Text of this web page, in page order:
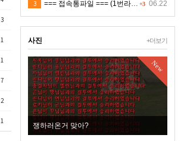
3
1
1
7
2
1
+3 06.22
3 === 접속통파일 === (1번라인)
+더보기
사진
New New
쟁하러온거 맞아?